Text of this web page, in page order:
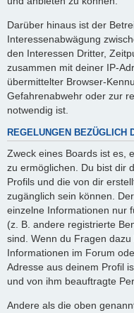
Darüber hinaus ist der
Interessenabwägung
den Interessen Dritter,
zusammen mit deiner IP-
übermittelter Browser-
Gefahrenabwehr oder zur
notwendig ist.
REGELUNGEN BEZÜGLICH
Zweck eines Boards ist es,
zu ermöglichen. Du bist dir
Profils und die von dir
zugänglich sein können.
einzelne Informationen nur
(z. B. andere registrierte
sind. Wenn du Fragen
Informationen im Forum
Adresse aus deinem Profil
und von ihm beauftragte
Andere als die oben